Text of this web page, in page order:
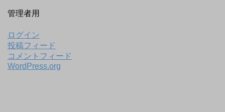
管理者用
ログイン
投稿フィード
コメントフィード
WordPress.org